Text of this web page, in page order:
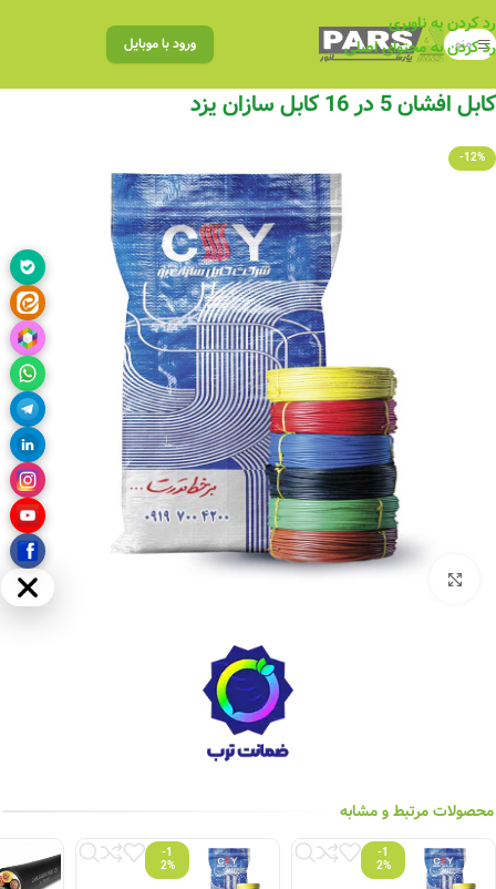
رد کردن به ناوبری
رد کردن به محتوای اصلی
منو ورود با موبایل
کابل افشان 5 در 16 کابل سازان یزد
-12%
بزرگنمایی تصویر
محصولات مرتبط و مشابه
-1
2%
-1
2%